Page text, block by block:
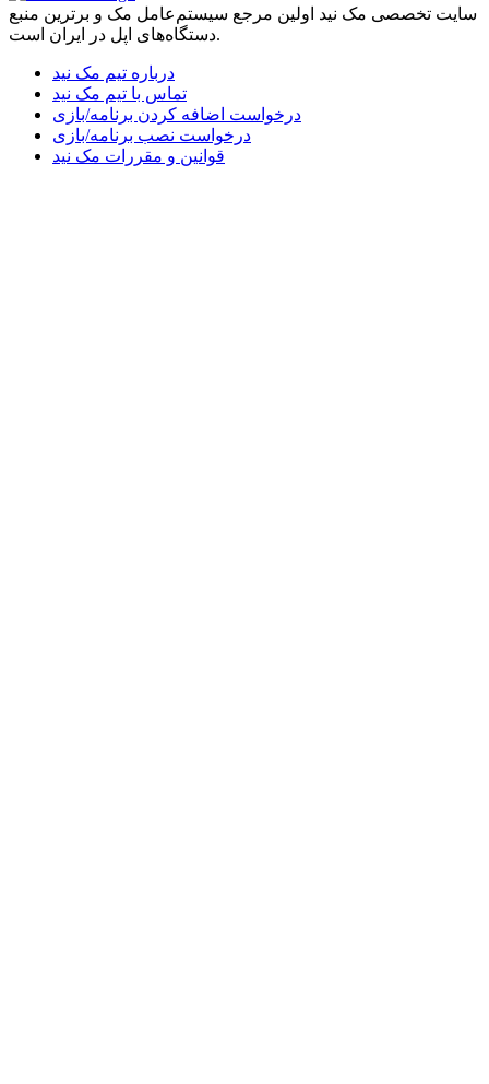
سایت تخصصی مک نید اولین مرجع سیستم‌عامل مک و برترین منبع
دستگاه‌های اپل در ایران است.
درباره تیم مک نید
تماس با تیم مک نید
درخواست اضافه کردن برنامه/بازی
درخواست نصب برنامه/بازی
قوانین و مقررات مک نید